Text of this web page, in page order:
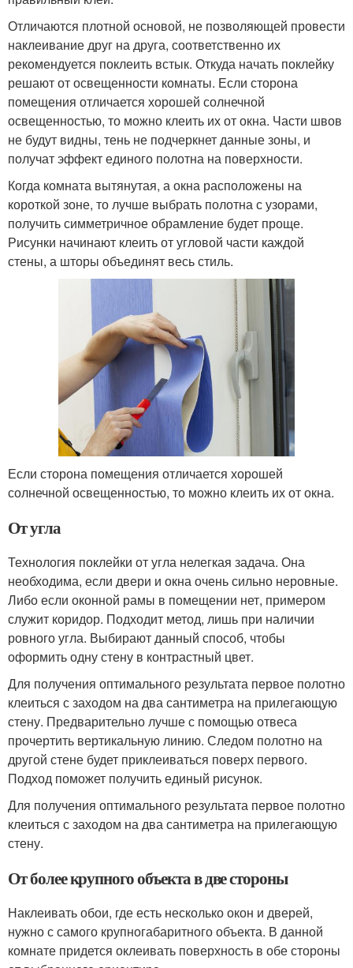
Отличаются плотной основой, не позволяющей провести
наклеивание друг на друга, соответственно их
рекомендуется поклеить встык. Откуда начать поклейку
решают от освещенности комнаты. Если сторона
помещения отличается хорошей солнечной
освещенностью, то можно клеить их от окна. Части швов
не будут видны, тень не подчеркнет данные зоны, и
получат эффект единого полотна на поверхности.
Когда комната вытянутая, а окна расположены на
короткой зоне, то лучше выбрать полотна с узорами,
получить симметричное обрамление будет проще.
Рисунки начинают клеить от угловой части каждой
стены, а шторы объединят весь стиль.
Если сторона помещения отличается хорошей
солнечной освещенностью, то можно клеить их от окна.
От угла
Технология поклейки от угла нелегкая задача. Она
необходима, если двери и окна очень сильно неровные.
Либо если оконной рамы в помещении нет, примером
служит коридор. Подходит метод, лишь при наличии
ровного угла. Выбирают данный способ, чтобы
оформить одну стену в контрастный цвет.
Для получения оптимального результата первое полотно
клеиться с заходом на два сантиметра на прилегающую
стену. Предварительно лучше с помощью отвеса
прочертить вертикальную линию. Следом полотно на
другой стене будет приклеиваться поверх первого.
Подход поможет получить единый рисунок.
Для получения оптимального результата первое полотно
клеиться с заходом на два сантиметра на прилегающую
стену.
От более крупного объекта в две стороны
Наклеивать обои, где есть несколько окон и дверей,
нужно с самого крупногабаритного объекта. В данной
комнате придется оклеивать поверхность в обе стороны